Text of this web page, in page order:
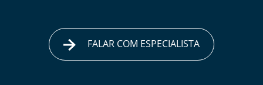
FALAR COM ESPECIALISTA